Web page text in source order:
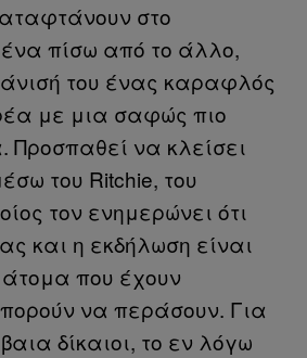
στο
ένα πίσω από το άλλο,
του ένας καραφλός
με μια σαφώς πιο
να κλείσει
του Ritchie, του
τον ενημερώνει ότι
και η εκδήλωση είναι
άτομα που έχουν
να περάσουν. Για
δίκαιοι, το εν λόγω